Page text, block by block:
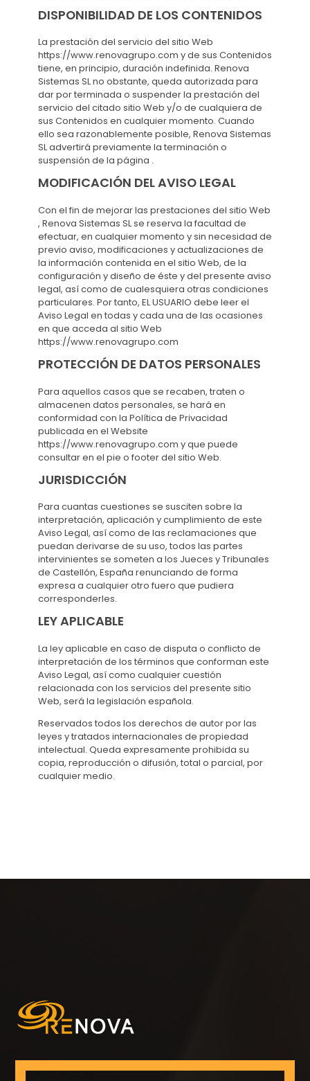
DISPONIBILIDAD DE LOS CONTENIDOS
La prestación del servicio del sitio Web
https://www.renovagrupo.com y de sus Contenidos
tiene, en principio, duración indefinida. Renova
Sistemas SL no obstante, queda autorizada para
dar por terminada o suspender la prestación del
servicio del citado sitio Web y/o de cualquiera de
sus Contenidos en cualquier momento. Cuando
ello sea razonablemente posible, Renova Sistemas
SL advertirá previamente la terminación o
suspensión de la página .
MODIFICACIÓN DEL AVISO LEGAL
Con el fin de mejorar las prestaciones del sitio Web
, Renova Sistemas SL se reserva la facultad de
efectuar, en cualquier momento y sin necesidad de
previo aviso, modificaciones y actualizaciones de
la información contenida en el sitio Web, de la
configuración y diseño de éste y del presente aviso
legal, así como de cualesquiera otras condiciones
particulares. Por tanto, EL USUARIO debe leer el
Aviso Legal en todas y cada una de las ocasiones
en que acceda al sitio Web
https://www.renovagrupo.com
PROTECCIÓN DE DATOS PERSONALES
Para aquellos casos que se recaben, traten o
almacenen datos personales, se hará en
conformidad con la Política de Privacidad
publicada en el Website
https://www.renovagrupo.com y que puede
consultar en el pie o footer del sitio Web.
JURISDICCIÓN
Para cuantas cuestiones se susciten sobre la
interpretación, aplicación y cumplimiento de este
Aviso Legal, así como de las reclamaciones que
puedan derivarse de su uso, todos las partes
intervinientes se someten a los Jueces y Tribunales
de Castellón, España renunciando de forma
expresa a cualquier otro fuero que pudiera
corresponderles.
LEY APLICABLE
La ley aplicable en caso de disputa o conflicto de
interpretación de los términos que conforman este
Aviso Legal, así como cualquier cuestión
relacionada con los servicios del presente sitio
Web, será la legislación española.
Reservados todos los derechos de autor por las
leyes y tratados internacionales de propiedad
intelectual. Queda expresamente prohibida su
copia, reproducción o difusión, total o parcial, por
cualquier medio.